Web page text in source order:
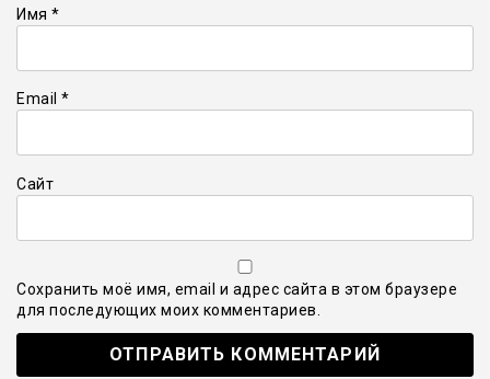
Имя *
Email *
Сайт
Сохранить моё имя, email и адрес сайта в этом браузере
для последующих моих комментариев.